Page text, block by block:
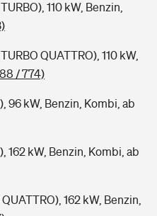
110 kW, Benzin,
QUATTRO), 110 kW,
/ 774)
96 kW, Benzin, Kombi, ab
162 kW, Benzin, Kombi, ab
162 kW, Benzin,